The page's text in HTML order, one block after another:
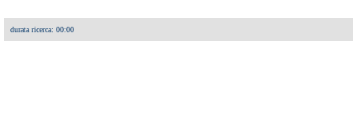
durata ricerca: 00:00